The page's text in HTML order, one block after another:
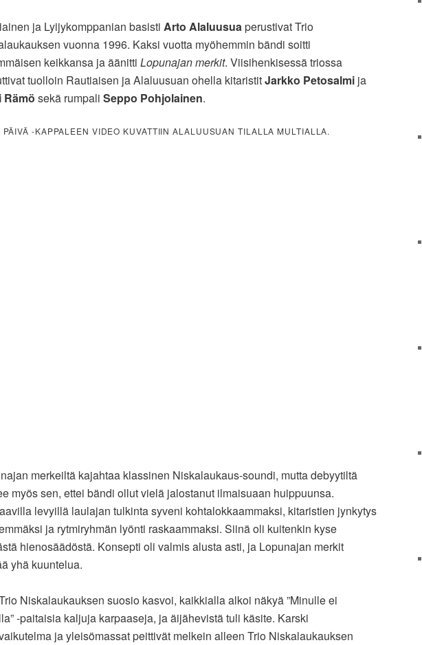
ja Lyijykomppanian basisti Arto Alaluusuaperustivat Trio
vuonna 1996. Kaksi vuotta myöhemmin bändi soitti
keikkansa ja äänitti Lopunajan merkit. Viisihenkisessä triossa
tuolloin Rautiaisen ja Alaluusuan ohella kitaristitJarkko Petosalmi ja
Rämö sekä rumpali Seppo Pohjolainen.
PÄIVÄ -KAPPALEEN VIDEO KUVATTIIN ALALUUSUAN TILALLA MULTIALLA.
merkeiltä kajahtaa klassinen Niskalaukaus-soundi, mutta debyytiltä
myös sen, ettei bändi ollut vielä jalostanut ilmaisuaan huippuunsa.
levyillä laulajan tulkinta syveni kohtalokkaammaksi, kitaristien jynkytys
ja rytmiryhmän lyönti raskaammaksi. Siinä oli kuitenkin kyse
hienosäädöstä. Konsepti oli valmis alusta asti, ja Lopunajan merkit
yhä kuuntelua.
Niskalaukauksen suosio kasvoi, kaikkialla alkoi näkyä ”Minulle ei
-paitaisia kaljuja karpaaseja, ja äijähevistä tuli käsite. Karski
ja yleisömassat peittivät melkein alleen Trio Niskalaukauksen